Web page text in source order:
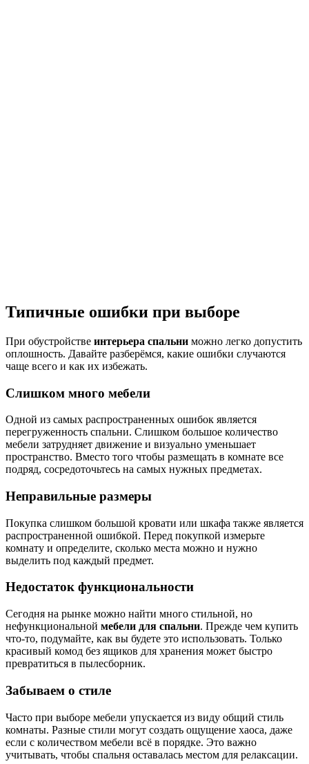
Типичные ошибки при выборе
При обустройстве интерьера спальни можно легко допустить
оплошность. Давайте разберёмся, какие ошибки случаются
чаще всего и как их избежать.
Слишком много мебели
Одной из самых распространенных ошибок является
перегруженность спальни. Слишком большое количество
мебели затрудняет движение и визуально уменьшает
пространство. Вместо того чтобы размещать в комнате все
подряд, сосредоточьтесь на самых нужных предметах.
Неправильные размеры
Покупка слишком большой кровати или шкафа также является
распространенной ошибкой. Перед покупкой измерьте
комнату и определите, сколько места можно и нужно
выделить под каждый предмет.
Недостаток функциональности
Сегодня на рынке можно найти много стильной, но
нефункциональной мебели для спальни. Прежде чем купить
что-то, подумайте, как вы будете это использовать. Только
красивый комод без ящиков для хранения может быстро
превратиться в пылесборник.
Забываем о стиле
Часто при выборе мебели упускается из виду общий стиль
комнаты. Разные стили могут создать ощущение хаоса, даже
если с количеством мебели всё в порядке. Это важно
учитывать, чтобы спальня оставалась местом для релаксации.